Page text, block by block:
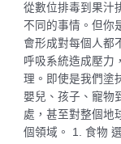
從數位排毒到果汁
不同的事情。但你
會形成對每個人都
呼吸系統造成壓力
理。即使是我們塗
嬰兒、孩子、寵物
處，甚至對整個地
個領域。 1. 食物